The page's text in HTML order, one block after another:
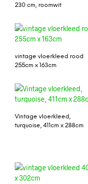
230 cm, roomwit
vintage vloerkleed rood
255cm x 163cm
Vintage vloerkleed,
turquoise, 411cm x 288cm